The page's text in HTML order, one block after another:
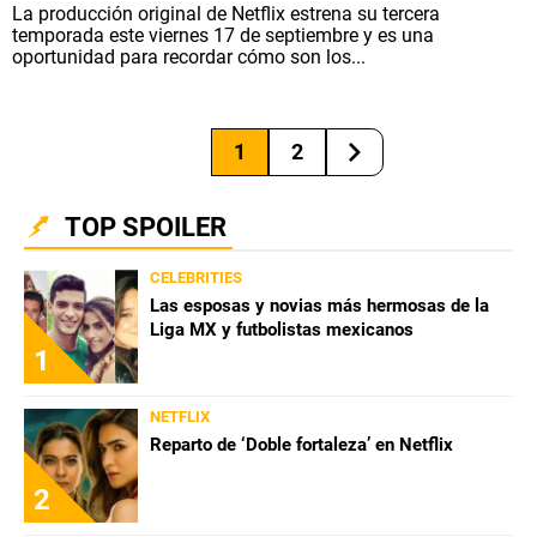
La producción original de Netflix estrena su tercera
temporada este viernes 17 de septiembre y es una
oportunidad para recordar cómo son los...
1 2
TOP SPOILER
1
CELEBRITIES
Las esposas y novias más hermosas de la
Liga MX y futbolistas mexicanos
2
NETFLIX
Reparto de ‘Doble fortaleza’ en Netflix